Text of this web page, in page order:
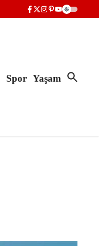
Spor Yaşam